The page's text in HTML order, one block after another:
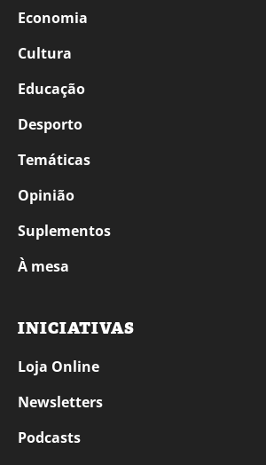
Economia
Cultura
Educação
Desporto
Temáticas
Opinião
Suplementos
À mesa
INICIATIVAS
Loja Online
Newsletters
Podcasts